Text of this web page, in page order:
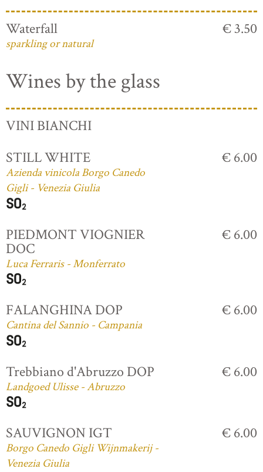
Waterfall
sparkling or natural
€ 3.50
Wines by the glass
VINI BIANCHI
STILL WHITE
Azienda vinicola Borgo Canedo
Gigli - Venezia Giulia
€ 6.00
PIEDMONT VIOGNIER
DOC
Luca Ferraris - Monferrato
€ 6.00
FALANGHINA DOP
Cantina del Sannio - Campania
€ 6.00
Trebbiano d'Abruzzo DOP
Landgoed Ulisse - Abruzzo
€ 6.00
SAUVIGNON IGT
Borgo Canedo Gigli Wijnmakerij -
Venezia Giulia
€ 6.00